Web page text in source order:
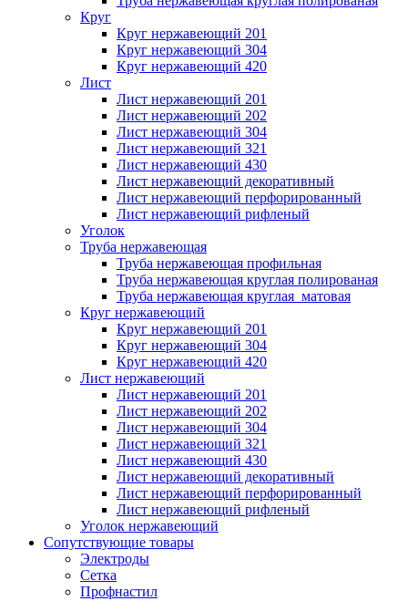
Круг
Круг нержавеющий 201
Круг нержавеющий 304
Круг нержавеющий 420
Лист
Лист нержавеющий 201
Лист нержавеющий 202
Лист нержавеющий 304
Лист нержавеющий 321
Лист нержавеющий 430
Лист нержавеющий декоративный
Лист нержавеющий перфорированный
Лист нержавеющий рифленый
Уголок
Труба нержавеющая
Труба нержавеющая профильная
Труба нержавеющая круглая полированая
Труба нержавеющая круглая матовая
Круг нержавеющий
Круг нержавеющий 201
Круг нержавеющий 304
Круг нержавеющий 420
Лист нержавеющий
Лист нержавеющий 201
Лист нержавеющий 202
Лист нержавеющий 304
Лист нержавеющий 321
Лист нержавеющий 430
Лист нержавеющий декоративный
Лист нержавеющий перфорированный
Лист нержавеющий рифленый
Уголок нержавеющий
Cопутствующие товары
Электроды
Сетка
Профнастил